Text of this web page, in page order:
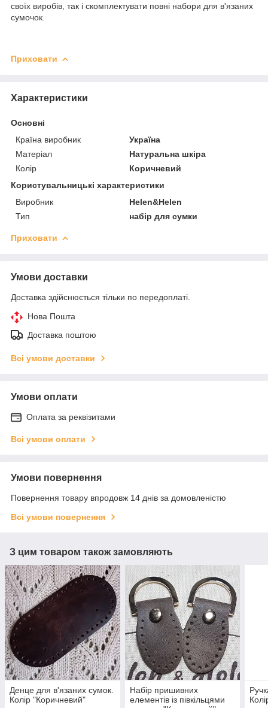
своїх виробів, так і скомплектувати повні набори для в'язаних
сумочок.
Приховати
Характеристики
Основні
Країна виробник
Україна
Матеріал
Натуральна шкіра
Колір
Коричневий
Користувальницькі характеристики
Виробник
Helen&Helen
Тип
набір для сумки
Приховати
Умови доставки
Доставка здійснюється тільки по передоплаті.
Нова Пошта
Доставка поштою
Всі умови доставки
Умови оплати
Оплата за реквізитами
Всі умови оплати
Умови повернення
Повернення товару впродовж 14 днів за домовленістю
Всі умови повернення
З цим товаром також замовляють
Денце для в'язаних сумок.
Колір "Коричневий"
Набір пришивних
елементів із півкільцями